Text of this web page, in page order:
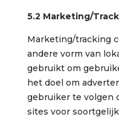
5.2 Marketing/
Marketing/tracking
andere vorm van
gebruikt om
het doel om
gebruiker te volgen
sites voor